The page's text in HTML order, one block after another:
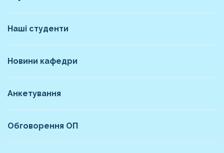
Наші студенти
Новини кафедри
Анкетування
Обговорення ОП